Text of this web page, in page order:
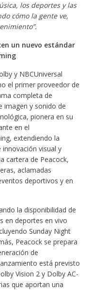
los deportes y las
cómo la gente ve,
un nuevo estándar
y NBCUniversal
el primer proveedor de
completa de
imagen y sonido de
pionera en su
en el
extendiendo la
visual y
cartera de Peacock,
aclamadas
deportivos y en
la disponibilidad de
en deportes en vivo
Sunday Night
Peacock se prepara
de
está previsto
Vision 2 y Dolby AC-
que aportan una